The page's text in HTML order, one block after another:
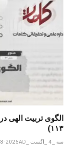
الگوی تربیت الهی
۱۱۳)
سه _4 _آگست _2026AH 4-8-2026AD